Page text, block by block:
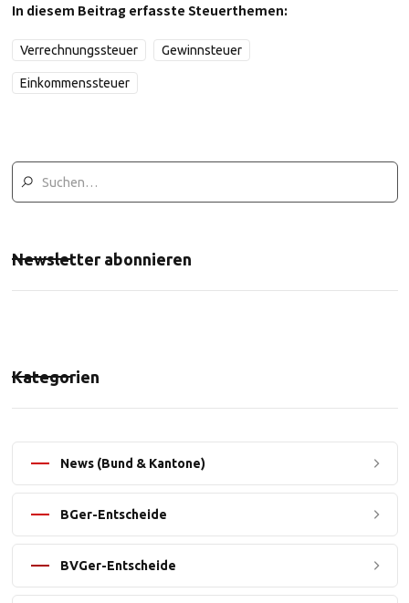
In diesem Beitrag erfasste Steuerthemen:
Verrechnungssteuer Gewinnsteuer
Einkommenssteuer
Newsletter abonnieren
Kategorien
News (Bund & Kantone)
BGer-Entscheide
BVGer-Entscheide